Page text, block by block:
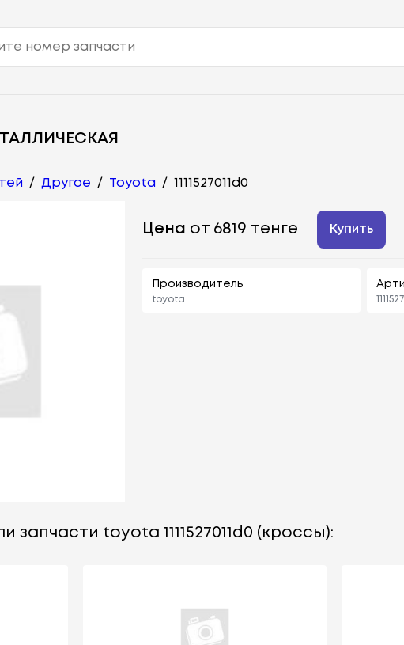
/ Другое / Toyota / 1111527011d0
Цена от 6819 тенге Купить
Производитель
toyota
запчасти toyota 1111527011d0 (кроссы):